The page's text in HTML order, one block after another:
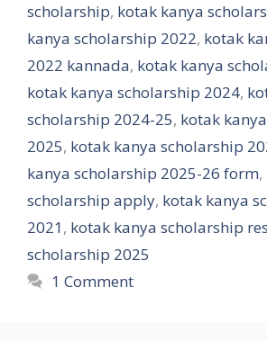
scholarship, kotak kanya
kanya scholarship 2022, kotak
2022 kannada, kotak kanya
kotak kanya scholarship 2024,
scholarship 2024-25, kotak
2025, kotak kanya scholarship
kanya scholarship 2025-26 form,
scholarship apply, kotak kanya
2021, kotak kanya scholarship
scholarship 2025
1 Comment